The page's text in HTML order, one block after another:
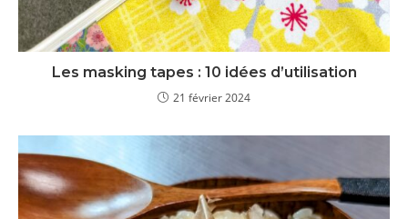
Les masking tapes : 10 idées d’utilisation
21 février 2024